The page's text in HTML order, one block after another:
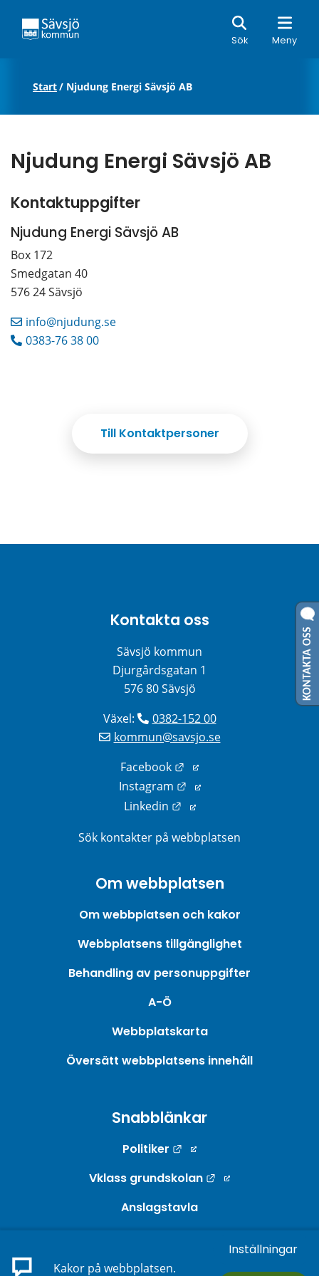
Sök Meny
Sök
Start/ Njudung Energi Sävsjö AB
Njudung Energi Sävsjö AB
Kontaktuppgifter
Njudung Energi Sävsjö AB
Box 172
Smedgatan 40
576 24 Sävsjö
info@njudung.se
0383-76 38 00
Till Kontaktpersoner
Kontakta oss
Sävsjö kommun
Djurgårdsgatan 1
576 80 Sävsjö
Växel:
0382-152 00
kommun@savsjo.se
Facebook
Länk till annan
Instagram
Länk till annan
Linkedin
Länk till annan webbplats.
Sök kontakter på webbplatsen
Om webbplatsen
Om webbplatsen och kakor
Webbplatsens tillgänglighet
Behandling av personuppgifter
A-Ö
Webbplatskarta
Översätt webbplatsens innehåll
Snabblänkar
Politiker
Länk till annan
Vklass grundskolan
Länk till annan
Anslagstavla
E-tjänster
Kakor på webbplatsen.
Inställningar
KONTAKTA OSS